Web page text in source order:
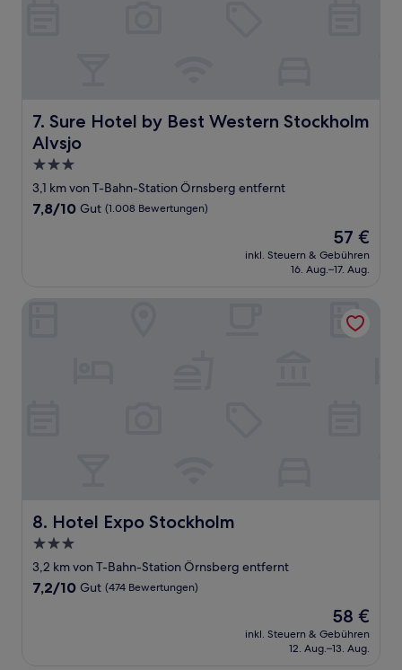
7. Sure Hotel by Best Western Stockholm
Alvsjo
Sure Hotel by Best Western Stockholm Alvsjo
3.0-
Sterne-
Unterkunft
3,1 km von T-Bahn-Station Örnsberg entfernt
7.8
7,8/10 Gut (1.008 Bewertungen)
Der
Preis
beträgt
57 €
inkl. Steuern & Gebühren
16. Aug.–17. Aug.
8. Hotel Expo Stockholm
Hotel Expo Stockholm
3.0-
Sterne-
Unterkunft
3,2 km von T-Bahn-Station Örnsberg entfernt
7.2
7,2/10 Gut (474 Bewertungen)
Der
Preis
beträgt
58 €
inkl. Steuern & Gebühren
12. Aug.–13. Aug.